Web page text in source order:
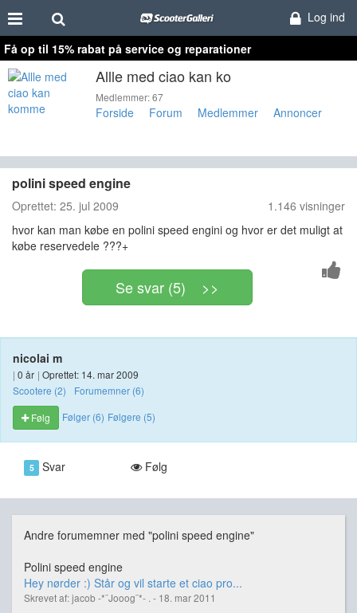
Log ind
Få op til 15% rabat på service og reparationer
Allle med ciao kan ko
mme
Medlemmer: 67
Forside Forum Medlemmer Annoncer
polini speed engine
Oprettet: 25. jul 2009
1.146 visninger
hvor kan man købe en polini speed engini og hvor er det muligt at
købe reservedele ???+
Se svar (5) >>
nicolai m
| 0 år | Oprettet: 14. mar 2009
Scootere (2)
Forumemner (6)
Følg
Følger (6) Følgere (5)
5 Svar Følg
Andre forumemner med "polini speed engine"
Polini speed engine
Hey nørder :) Står og vil starte et ciao pro...
Skrevet af: jacob -*¨Jooog¨*- . - 18. mar 2011